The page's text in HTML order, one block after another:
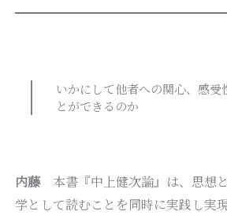
いかにして他者への関心、感受
とができるのか
内藤本書『中上健次論』は、思想
学として読むことを同時に実践し実